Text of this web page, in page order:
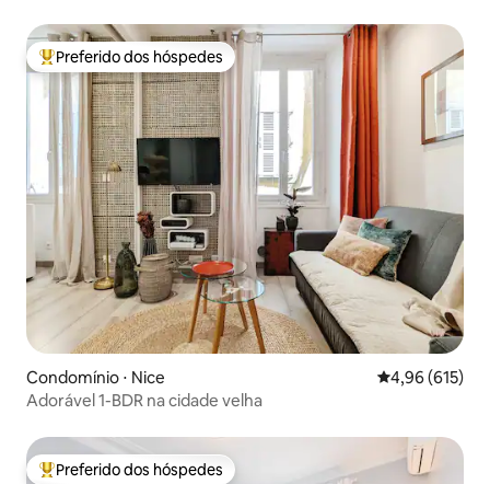
Entre os melhores preferidos dos hóspedes
Preferido dos hóspedes
Condomínio ⋅ Nice 4,96 de uma
4,96 (615)
Adorável 1-BDR na cidade velha
Entre os melhores preferidos dos hóspedes
Preferido dos hóspedes